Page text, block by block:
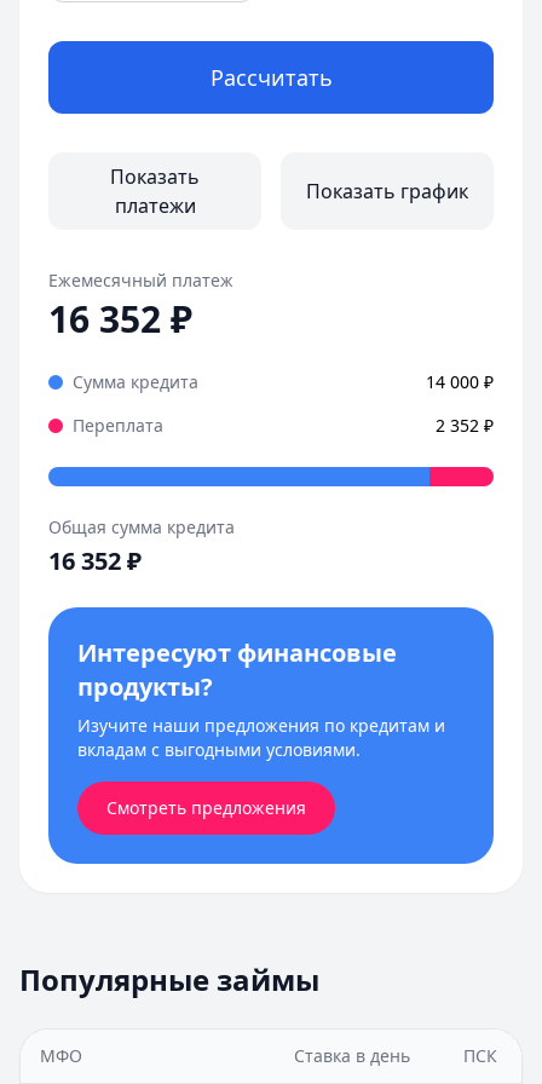
Рассчитать
Показать
платежи
Показать график
Ежемесячный платеж
16 352₽
Сумма кредита 14 000 ₽
Переплата
2 352 ₽
Общая сумма кредита
16 352₽
Интересуют финансовые
продукты?
Изучите наши предложения по кредитам и
вкладам с выгодными условиями.
Смотреть предложения
Популярные займы
МФО Ставка в день ПСК